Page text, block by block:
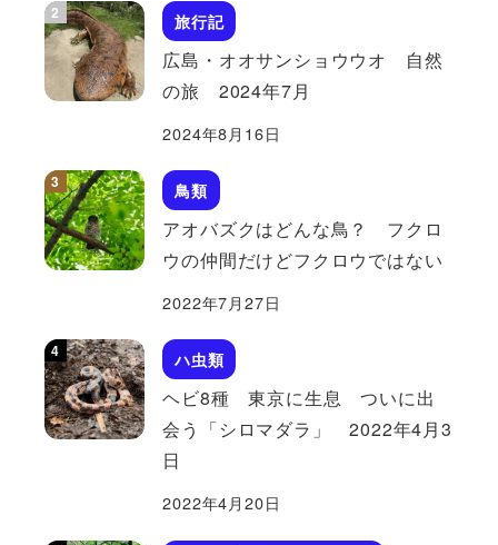
旅行記
広島・オオサンショウウオ 自然
の旅 2024年7月
2024年8月16日
鳥類
アオバズクはどんな鳥？ フクロ
ウの仲間だけどフクロウではない
2022年7月27日
ハ虫類
ヘビ8種 東京に生息 ついに出
会う「シロマダラ」 2022年4月3
日
2022年4月20日